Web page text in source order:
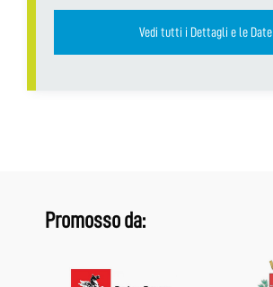
Vedi tutti i Dettagli e le Date
Promosso da: